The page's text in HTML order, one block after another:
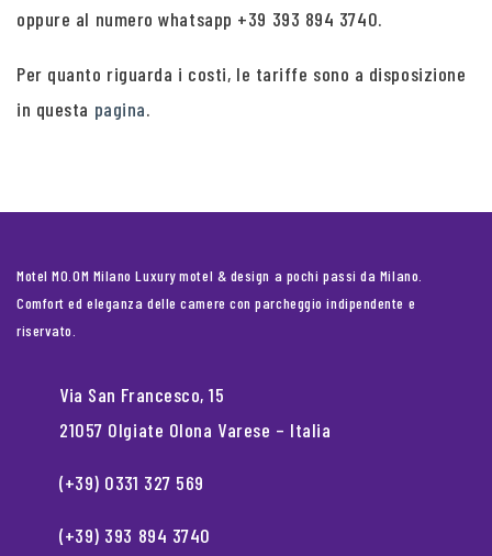
oppure al numero whatsapp +39 393 894 3740.
Per quanto riguarda i costi, le tariffe sono a disposizione
in questa pagina.
Motel MO.OM Milano Luxury motel & design a pochi passi da Milano.
Comfort ed eleganza delle camere con parcheggio indipendente e
riservato.
Via San Francesco, 15
21057 Olgiate Olona Varese – Italia
(+39) 0331 327 569
(+39) 393 894 3740